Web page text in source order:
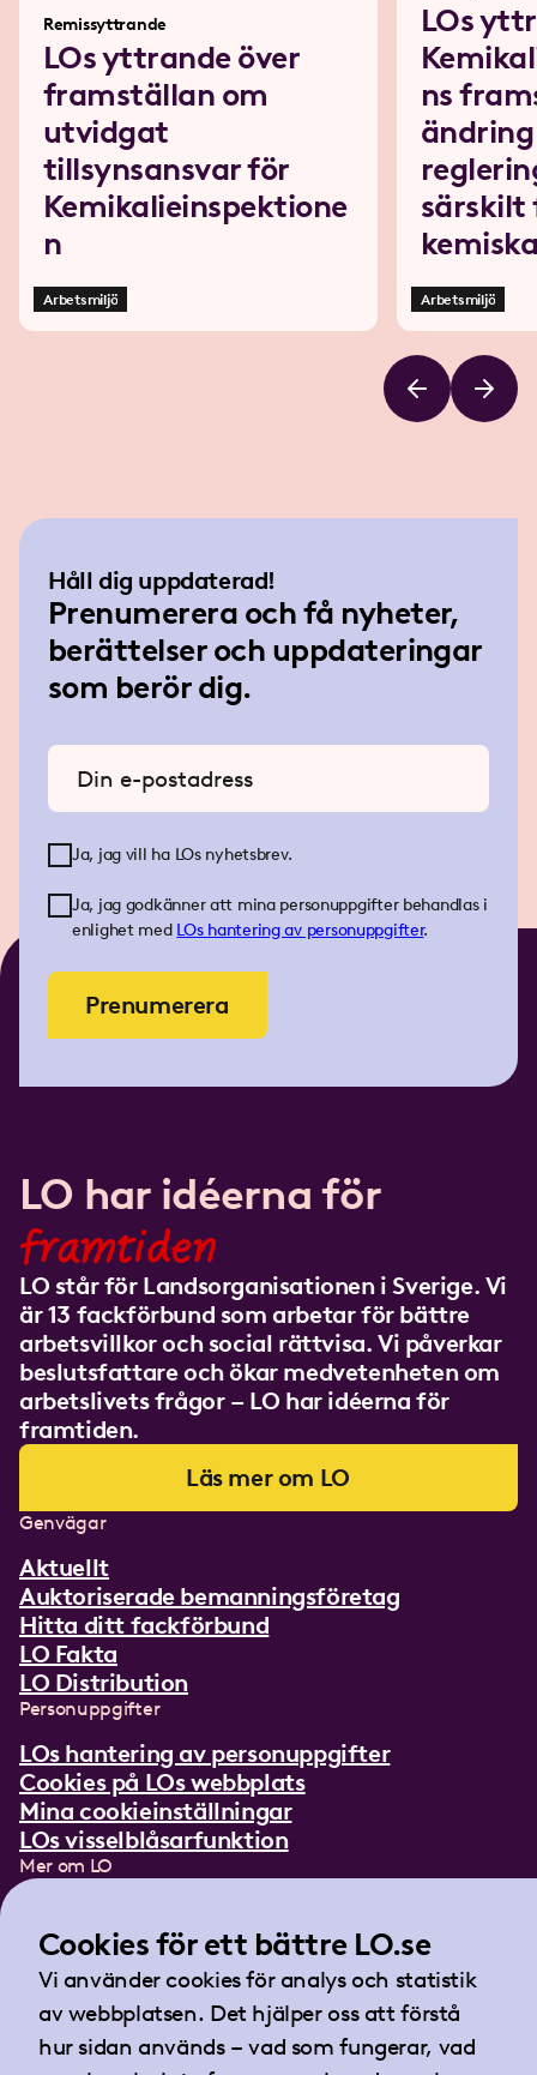
Remissyttrande
LOs yttrande över
framställan om
utvidgat
tillsynsansvar för
Kemikalieinspektione
n
Arbetsmiljö
LOs
ns
särskilt
Arbetsmiljö
Håll dig uppdaterad!
Prenumerera och få nyheter,
berättelser och uppdateringar
som berör dig.
Ange din e-postadress
Ja, jag vill ha LOs nyhetsbrev.
Ja, jag godkänner att mina personuppgifter behandlas i
enlighet med LOs hantering av personuppgifter.
Prenumerera
LO har idéerna för
framtiden
LO står för Landsorganisationen i Sverige. Vi
är 13 fackförbund som arbetar för bättre
arbetsvillkor och social rättvisa. Vi påverkar
beslutsfattare och ökar medvetenheten om
arbetslivets frågor – LO har idéerna för
framtiden.
Läs mer om LO
Genvägar
Aktuellt
Auktoriserade bemanningsföretag
Hitta ditt fackförbund
LO Fakta
LO Distribution
Personuppgifter
LOs hantering av personuppgifter
Cookies på LOs webbplats
Mina cookieinställningar
LOs visselblåsarfunktion
Mer om LO
Lättläst om LO
Teckenspråksfilm
Tidningen Arbetet
Landsorganisationen i Sverige
Barnhusgatan 18
Cookies för ett bättre LO.se
Vi använder cookies för analys och statistik
av webbplatsen. Det hjälper oss att förstå
hur sidan används – vad som fungerar, vad